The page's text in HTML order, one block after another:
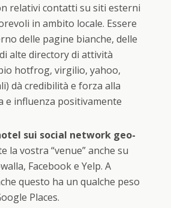
relativi contatti su siti esterni
in ambito locale. Essere
delle pagine bianche, delle
alte directory di attività
hotfrog, virgilio, yahoo,
dà credibilità e forza alla
influenza positivamente
sui social network geo-
la vostra “venue” anche su
Facebook e Yelp. A
questo ha un qualche peso
Places.